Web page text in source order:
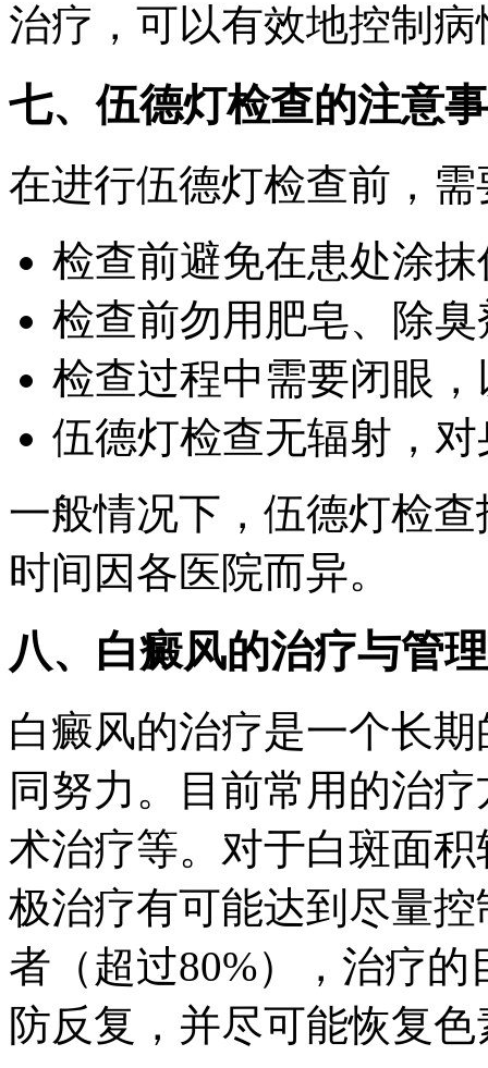
治疗，可以有效地控制
七、伍德灯检查的注意
在进行伍德灯检查前，
检查前避免在患处涂
检查前勿用肥皂、除
检查过程中需要闭眼
伍德灯检查无辐射，
一般情况下，伍德灯检
时间因各医院而异。
八、白癜风的治疗与管理
白癜风的治疗是一个长
同努力。目前常用的治
术治疗等。对于白斑面
极治疗有可能达到尽量
者（超过80%），治疗
防反复，并尽可能恢复色